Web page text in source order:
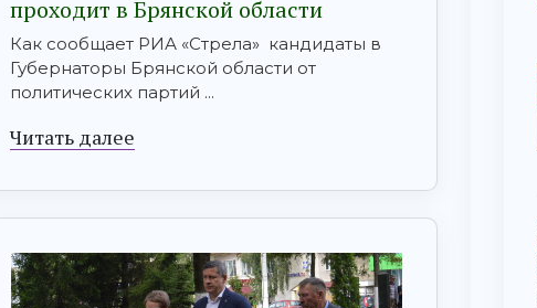
проходит в Брянской области
Как сообщает РИА «Стрела» кандидаты в
Губернаторы Брянской области от
политических партий ...
Читать далее